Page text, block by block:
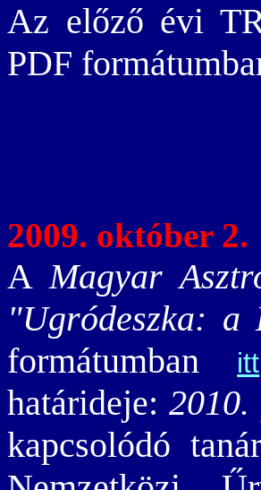
Az előző évi
PDF
2009. október 2.
AMagyar
"Ugródeszka: a
formátumban
itt
határideje:
kapcsolódó